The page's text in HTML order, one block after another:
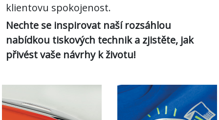
Psaní
&
Podnikání
klientovu spokojenost.
Nechte se inspirovat naší rozsáhlou
nabídkou tiskových technik a zjistěte, jak
přivést vaše návrhy k životu!